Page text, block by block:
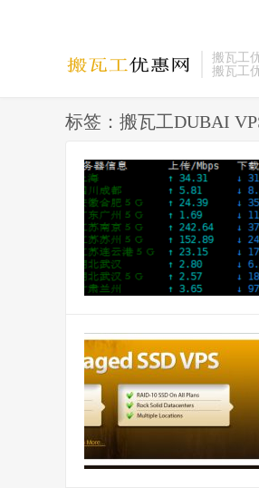
搬瓦工
搬瓦工
标签：搬瓦工DUBAI